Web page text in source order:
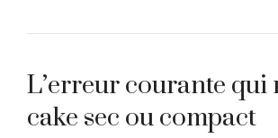
L’erreur courante qui
cake sec ou compact